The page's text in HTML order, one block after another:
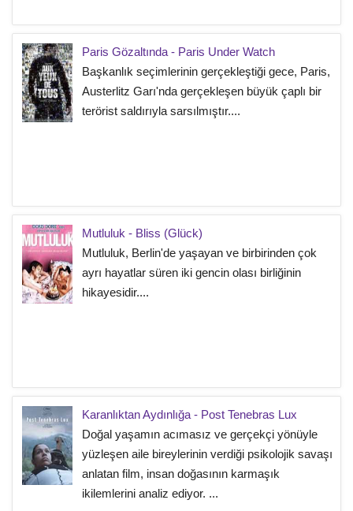
Paris Gözaltında - Paris Under Watch
Başkanlık seçimlerinin gerçekleştiği gece, Paris,
Austerlitz Garı'nda gerçekleşen büyük çaplı bir
terörist saldırıyla sarsılmıştır....
Mutluluk - Bliss (Glück)
Mutluluk, Berlin'de yaşayan ve birbirinden çok
ayrı hayatlar süren iki gencin olası birliğinin
hikayesidir....
Karanlıktan Aydınlığa - Post Tenebras Lux
Doğal yaşamın acımasız ve gerçekçi yönüyle
yüzleşen aile bireylerinin verdiği psikolojik savaşı
anlatan film, insan doğasının karmaşık
ikilemlerini analiz ediyor. ...